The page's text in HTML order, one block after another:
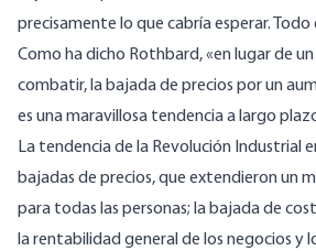
precisamente lo que cabría esperar.
Como ha dicho Rothbard, «en lugar de
combatir, la bajada de precios por un
es una maravillosa tendencia a largo
La tendencia de la Revolución Industrial
bajadas de precios, que extendieron un
para todas las personas; la bajada de
la rentabilidad general de los negocios y